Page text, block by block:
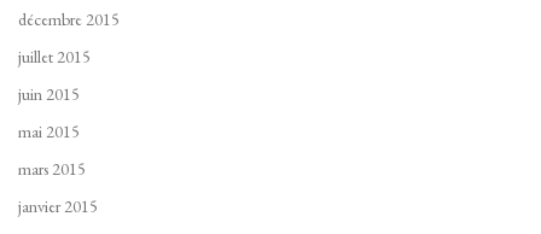
décembre 2015
juillet 2015
juin 2015
mai 2015
mars 2015
janvier 2015